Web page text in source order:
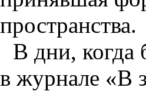
пространства.
В дни, когда
в журнале «В